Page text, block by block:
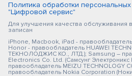
Политика обработки
"Цифровой сервис"
Для улучшения качества обслуживания
записан
iPhone, Macbook, iPad -
Honor - правообладатель HUAWEI
ТЕКНОЛОДЖИС КО., ЛТД.); Samsung –
Electronics Co. Ltd. (Самсунг Электроникс
правообладатель MEIZU TECHNOLOGY
правообладатель Nokia Corporation